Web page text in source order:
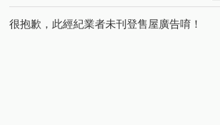
羅斯福路五段(1) 寶清街(1) 福山
興南路二段(1) 中央路三段(1)
很抱歉，此經紀業者未刊登售屋廣告唷！